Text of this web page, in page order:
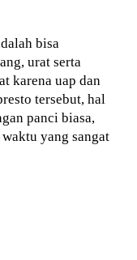
bisa
urat serta
karena uap dan
tersebut, hal
panci biasa,
yang sangat